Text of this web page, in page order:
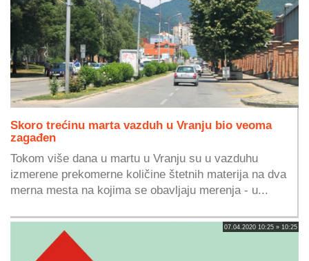
Skoro trećinu marta vazduh u Vranju bio veoma
zagađen
Tokom više dana u martu u Vranju su u vazduhu
izmerene prekomerne količine štetnih materija na dva
merna mesta na kojima se obavljaju merenja - u...
07.04.2020 10:25 » 10:25